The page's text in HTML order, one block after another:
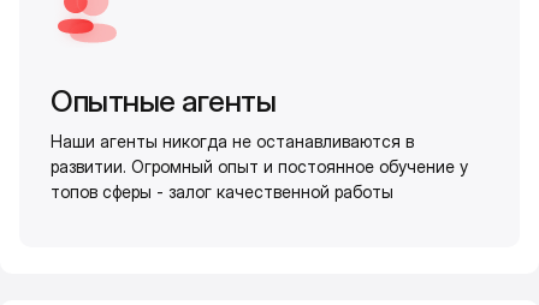
Опытные агенты
Наши агенты никогда не останавливаются в
развитии. Огромный опыт и постоянное обучение у
топов сферы - залог качественной работы